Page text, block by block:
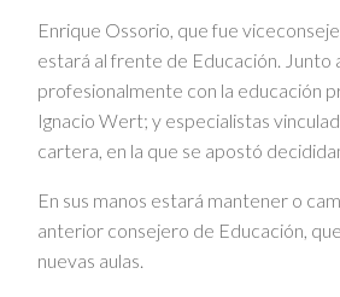
Enrique Ossorio, que fue
estará al frente de Educación. Junto
profesionalmente con la educación
Ignacio Wert; y especialistas
cartera, en la que se apostó
En sus manos estará mantener o
anterior consejero de Educación,
nuevas aulas.